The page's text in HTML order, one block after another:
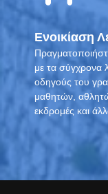
Ενοικίαση
με τα σύγχρονα
οδηγούς του
μαθητών,
εκδρομές και